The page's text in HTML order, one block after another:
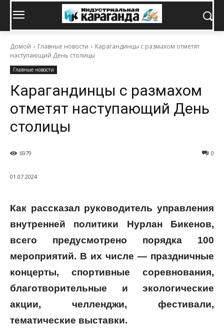
Домой Главные новости
Карагандинцы с размахом отметят
наступающий День столицы
Главные новости
Карагандинцы с размахом
отметят наступающий День
столицы
0
6979
01.07.2024
Как рассказал руководитель управления
внутренней политики Нурлан Бикенов,
всего предусмотрено порядка 100
мероприятий. В их числе — праздничные
концерты, спортивные соревнования,
благотворительные и экологические
акции, челленджи, фестивали,
тематические выставки.